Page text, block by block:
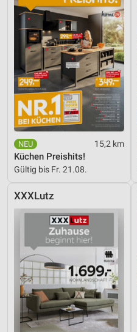
15,2 km
Küchen Preishits!
Gültig bis Fr. 21.08.
XXXLutz